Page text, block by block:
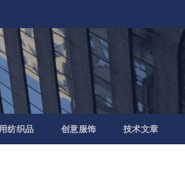
纺织品 创意服饰 技术文章